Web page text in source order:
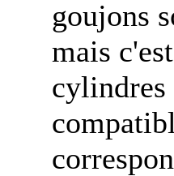
goujons
mais
cylindres